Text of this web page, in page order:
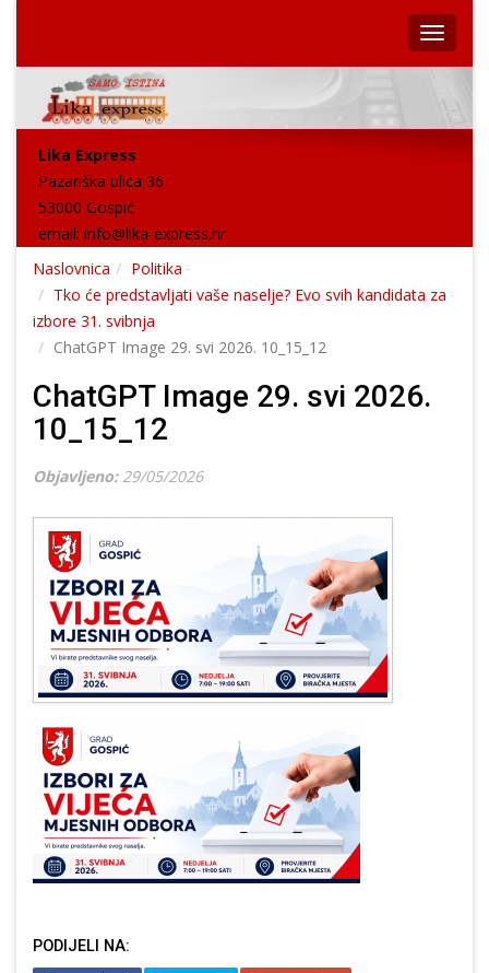
Lika Express
Pazariška ulica 36
53000 Gospić
email: info@lika-express.hr
Naslovnica
Politika
Tko će predstavljati vaše naselje? Evo svih kandidata za
izbore 31. svibnja
ChatGPT Image 29. svi 2026. 10_15_12
ChatGPT Image 29. svi 2026.
10_15_12
Objavljeno: 29/05/2026
PODIJELI NA: